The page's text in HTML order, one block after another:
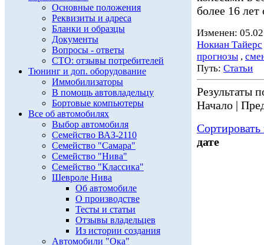
Основные положения
Реквизиты и адреса
Бланки и образцы
Документы
Вопросы - ответы
СТО: отзывы потребителей
Тюнинг и доп. оборудование
Иммобилизаторы
В помощь автовладельцу
Бортовые компьютеры
Все об автомобилях
Выбор автомобиля
Семейство ВАЗ-2110
Семейство "Самара"
Семейство "Нива"
Семейство "Классика"
Шевроле Нива
Об автомобиле
О производстве
Тесты и статьи
Отзывы владельцев
Из истории создания
Автомобили "Ока"
более 16
Изменен:
Нокиан Тайерс
прогнозы ,
Путь: Статьи
Результаты
Начало |
дате